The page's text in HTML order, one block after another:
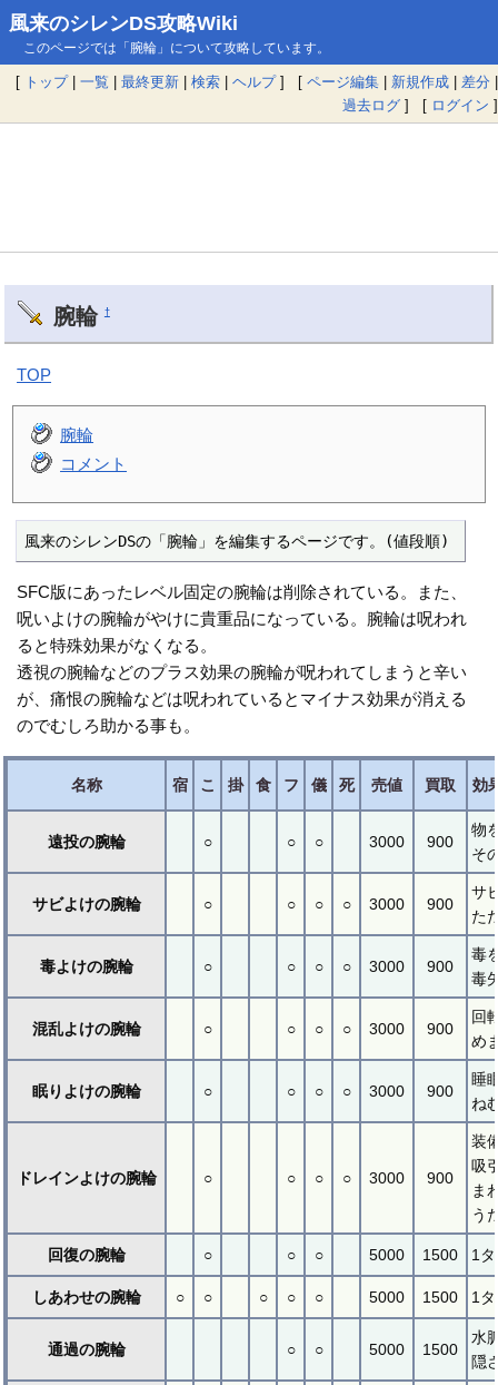
風来のシレンDS攻略Wiki
このページでは「腕輪」について攻略しています。
[ トップ| 一覧 | 最終更新 | 検索 | ヘルプ] [ ページ編集 | 新規作成 | 差分 |
過去ログ ] [ ログイン ]
腕輪 †
TOP
腕輪
コメント
風来のシレンDSの「腕輪」を編集するページです。(値段順)
SFC版にあったレベル固定の腕輪は削除されている。また、
呪いよけの腕輪がやけに貴重品になっている。腕輪は呪われ
ると特殊効果がなくなる。
透視の腕輪などのプラス効果の腕輪が呪われてしまうと辛い
が、痛恨の腕輪などは呪われているとマイナス効果が消える
のでむしろ助かる事も。
名称 宿 こ 掛 食 フ 儀 死 売値 買取 効
遠投の腕輪 ○ ○ ○ 3000 900
物
そ
サビよけの腕輪 ○ ○ ○ ○ 3000 900
サ
た
毒よけの腕輪 ○ ○ ○ ○ 3000 900
毒
毒
混乱よけの腕輪 ○ ○ ○ ○ 3000 900
回
め
眠りよけの腕輪 ○ ○ ○ ○ 3000 900
睡
ね
ドレインよけの腕輪 ○ ○ ○ ○ 3000 900
装
吸
ま
う
回復の腕輪 ○ ○ ○ 5000 1500 1
しあわせの腕輪 ○ ○ ○ ○ ○ 5000 1500 1
通過の腕輪 ○ ○ 5000 1500
水
隠